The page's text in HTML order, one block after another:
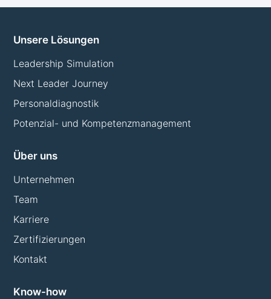
Unsere Lösungen
Leadership Simulation
Next Leader Journey
Personaldiagnostik
Potenzial- und Kompetenzmanagement
Über uns
Unternehmen
Team
Karriere
Zertifizierungen
Kontakt
Know-how